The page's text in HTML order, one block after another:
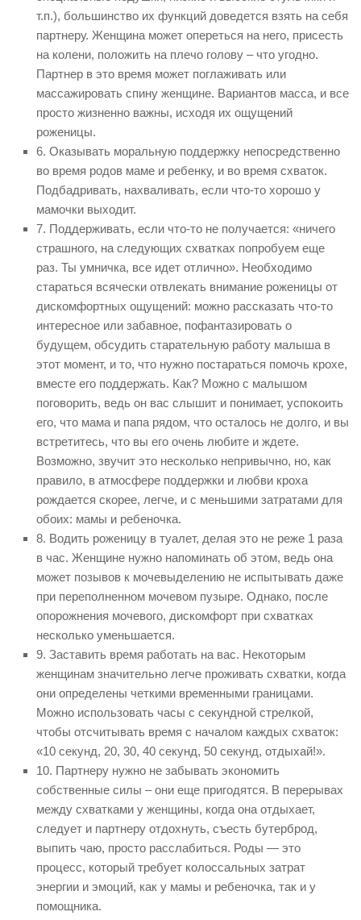
т.п.), большинство их функций доведется взять на себя
партнеру. Женщина может опереться на него, присесть
на колени, положить на плечо голову – что угодно.
Партнер в это время может поглаживать или
массажировать спину женщине. Вариантов масса, и все
просто жизненно важны, исходя их ощущений
роженицы.
6. Оказывать моральную поддержку непосредственно
во время родов маме и ребенку, и во время схваток.
Подбадривать, нахваливать, если что-то хорошо у
мамочки выходит.
7. Поддерживать, если что-то не получается: «ничего
страшного, на следующих схватках попробуем еще
раз. Ты умничка, все идет отлично». Необходимо
стараться всячески отвлекать внимание роженицы от
дискомфортных ощущений: можно рассказать что-то
интересное или забавное, пофантазировать о
будущем, обсудить старательную работу малыша в
этот момент, и то, что нужно постараться помочь крохе,
вместе его поддержать. Как? Можно с малышом
поговорить, ведь он вас слышит и понимает, успокоить
его, что мама и папа рядом, что осталось не долго, и вы
встретитесь, что вы его очень любите и ждете.
Возможно, звучит это несколько непривычно, но, как
правило, в атмосфере поддержки и любви кроха
рождается скорее, легче, и с меньшими затратами для
обоих: мамы и ребеночка.
8. Водить роженицу в туалет, делая это не реже 1 раза
в час. Женщине нужно напоминать об этом, ведь она
может позывов к мочевыделению не испытывать даже
при переполненном мочевом пузыре. Однако, после
опорожнения мочевого, дискомфорт при схватках
несколько уменьшается.
9. Заставить время работать на вас. Некоторым
женщинам значительно легче проживать схватки, когда
они определены четкими временными границами.
Можно использовать часы с секундной стрелкой,
чтобы отсчитывать время с началом каждых схваток:
«10 секунд, 20, 30, 40 секунд, 50 секунд, отдыхай!».
10. Партнеру нужно не забывать экономить
собственные силы – они еще пригодятся. В перерывах
между схватками у женщины, когда она отдыхает,
следует и партнеру отдохнуть, съесть бутерброд,
выпить чаю, просто расслабиться. Роды — это
процесс, который требует колоссальных затрат
энергии и эмоций, как у мамы и ребеночка, так и у
помощника.